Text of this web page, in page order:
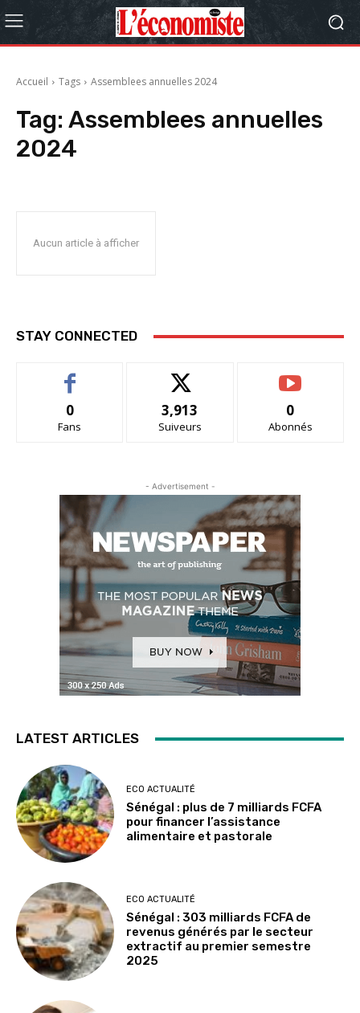
Accueil Tags Assemblees annuelles 2024
Tag: Assemblees annuelles
2024
Aucun article à afficher
STAY CONNECTED
0
Fans
3,913
Suiveurs
0
Abonnés
- Advertisement -
LATEST ARTICLES
ECO ACTUALITÉ
Sénégal : plus de 7 milliards FCFA
pour financer l’assistance
alimentaire et pastorale
ECO ACTUALITÉ
Sénégal : 303 milliards FCFA de
revenus générés par le secteur
extractif au premier semestre
2025